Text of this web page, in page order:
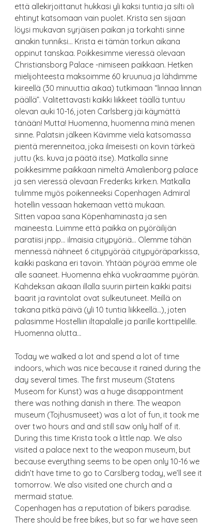
että allekirjoittanut hukkasi yli kaksi tuntia ja silti oli
ehtinyt katsomaan vain puolet. Krista sen sijaan
löysi mukavan syrjäisen paikan ja torkahti sinne
ainakin tunniksi… Krista ei tämän torkun aikana
oppinut tanskaa. Poikkesimme vieressä olevaan
Christiansborg Palace -nimiseen paikkaan. Hetken
mielijohteesta maksoimme 60 kruunua ja lähdimme
kiireellä (30 minuuttia aikaa) tutkimaan “linnaa linnan
päällä”. Valitettavasti kaikki liikkeet täällä tuntuu
olevan auki 10-16, joten Carlsberg jäi käymättä
tänään! Mutta! Huomenna, huomenna minä menen
sinne. Palatsin jälkeen Kävimme vielä katsomassa
pientä merenneitoa, joka ilmeisesti on kovin tärkeä
juttu (ks. kuva ja päätä itse). Matkalla sinne
poikkesimme paikkaan nimeltä Amalienborg palace
ja sen vieressä olevaan Frederiks kirke:n. Matkalla
tulimme myös poikenneeksi Copenhagen Admiral
hotellin vessaan hakemaan vettä mukaan.
Sitten vapaa sana Köpenhaminasta ja sen
maineesta. Luimme että paikka on pyöräilijän
paratiisi jnpp… ilmaisia citypyöriä… Olemme tähän
mennessä nähneet 6 citypyörää citypyöräparkissa,
kaikki paskana eri tavoin. Yhtään pöyrää emme ole
alle saaneet. Huomenna ehkä vuokraamme pyörän.
Kahdeksan aikaan illalla suurin piirtein kaikki paitsi
baarit ja ravintolat ovat sulkeutuneet. Meillä on
takana pitkä päivä (yli 10 tuntia liikkeellä…), joten
palasimme Hostelliin iltapalalle ja parille korttipelille.
Huomenna olutta…
Today we walked a lot and spend a lot of time
indoors, which was nice because it rained during the
day several times. The first museum (Statens
Museom for Kunst) was a huge disappointment
there was nothing danish in there. The weapon
museum (Tojhusmuseet) was a lot of fun, it took me
over two hours and and still saw only half of it.
During this time Krista took a little nap. We also
visited a palace next to the weapon museum, but
because everything seems to be open only 10-16 we
didn’t have time to go to Carslberg today, we’ll see it
tomorrow. We also visited one church and a
mermaid statue.
Copenhagen has a reputation of bikers paradise.
There should be free bikes, but so far we have seen